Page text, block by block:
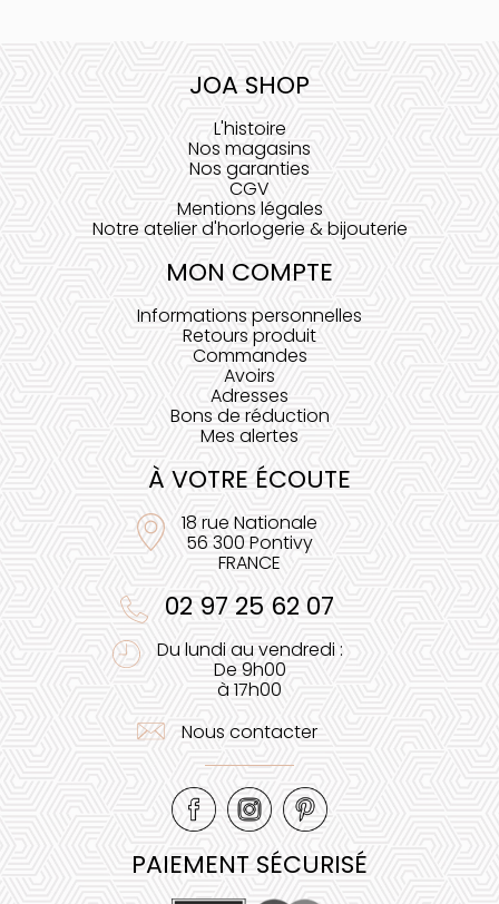
JOA SHOP
L'histoire
Nos magasins
Nos garanties
CGV
Mentions légales
Notre atelier d'horlogerie & bijouterie
MON COMPTE
Informations personnelles
Retours produit
Commandes
Avoirs
Adresses
Bons de réduction
Mes alertes
À VOTRE ÉCOUTE
18 rue Nationale
56 300 Pontivy
FRANCE
02 97 25 62 07
Du lundi au vendredi :
De 9h00
à 17h00
Nous contacter
PAIEMENT SÉCURISÉ